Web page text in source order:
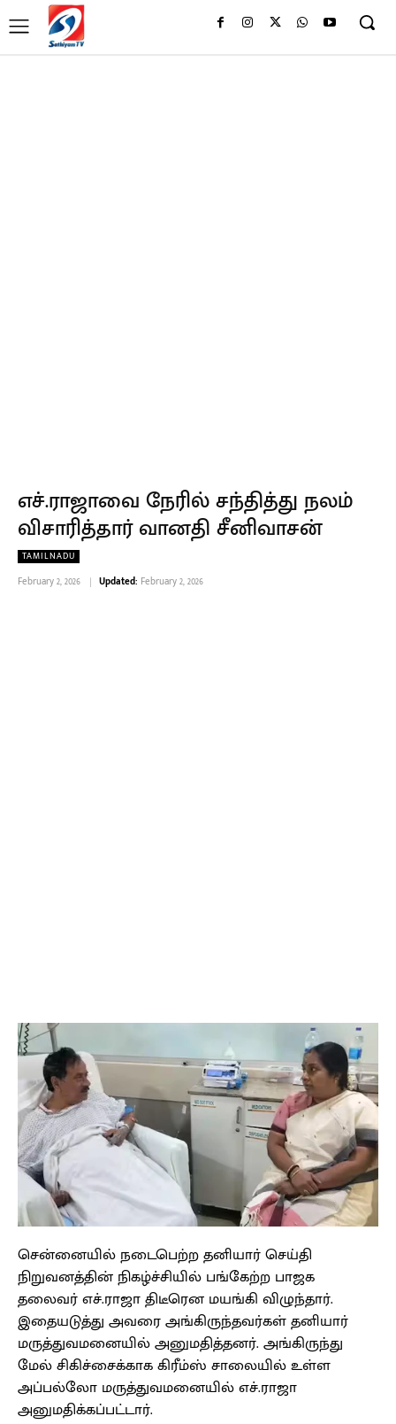
எச்.ராஜாவை நேரில் சந்தித்து நலம்
விசாரித்தார் வானதி சீனிவாசன்
TAMILNADU
February 2, 2026 Updated: February 2, 2026
சென்னையில் நடைபெற்ற தனியார் செய்தி
நிறுவனத்தின் நிகழ்ச்சியில் பங்கேற்ற பாஜக
தலைவர் எச்.ராஜா திடீரென மயங்கி விழுந்தார்.
இதையடுத்து அவரை அங்கிருந்தவர்கள் தனியார்
மருத்துவமனையில் அனுமதித்தனர். அங்கிருந்து
மேல் சிகிச்சைக்காக கிரீம்ஸ் சாலையில் உள்ள
அப்பல்லோ மருத்துவமனையில் எச்.ராஜா
அனுமதிக்கப்பட்டார்.